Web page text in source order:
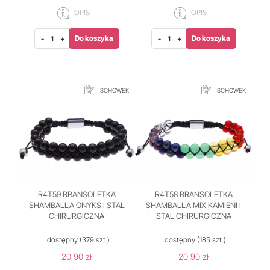
OPIS
- + Do koszyka
OPIS
- + Do koszyka
SCHOWEK
R4T59 BRANSOLETKA
SHAMBALLA ONYKS I STAL
CHIRURGICZNA
dostępny(379 szt.)
20,90 zł
SCHOWEK
R4T58 BRANSOLETKA
SHAMBALLA MIX KAMIENI I
STAL CHIRURGICZNA
dostępny(185 szt.)
20,90 zł